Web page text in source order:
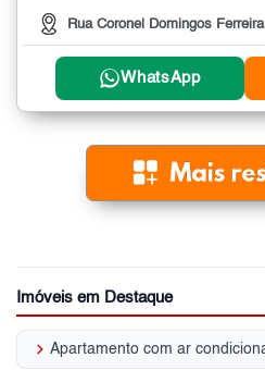
Rua Coronel Domingos Ferreira
WhatsApp
Imóveis em Destaque
keyboard_arrow_right